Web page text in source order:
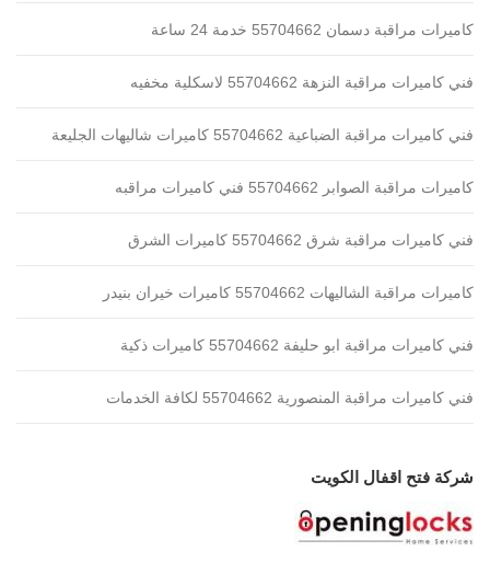
كاميرات مراقبة دسمان 55704662 خدمة 24 ساعة
فني كاميرات مراقبة النزهة 55704662 لاسكلية مخفيه
فني كاميرات مراقبة الضباعية 55704662 كاميرات شاليهات الجليعة
كاميرات مراقبة الصوابر 55704662 فني كاميرات مراقبه
فني كاميرات مراقبة شرق 55704662 كاميرات الشرق
كاميرات مراقبة الشاليهات 55704662 كاميرات خيران بنيدر
فني كاميرات مراقبة ابو حليفة 55704662 كاميرات ذكية
فني كاميرات مراقبة المنصورية 55704662 لكافة الخدمات
شركة فتح اقفال الكويت